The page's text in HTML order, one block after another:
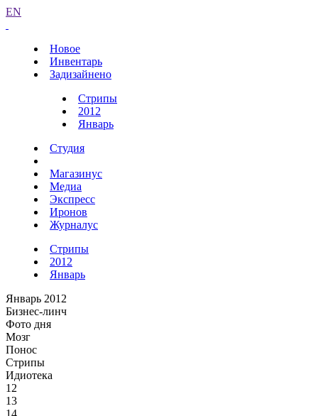
EN
Новое
Инвентарь
Задизайнено
Стрипы
2012
Январь
Студия
Магазинус
Медиа
Экспресс
Иронов
Журналус
Стрипы
2012
Январь
Январь 2012
Бизнес-линч
Фото дня
Мозг
Понос
Стрипы
Идиотека
12
13
14